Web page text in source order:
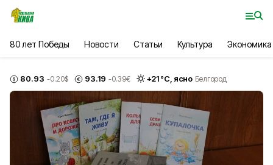
80 лет Победы Новости Статьи Культура Экономика
80.93 -0.20$ 93.19 -0.39€ +21°С, ясно Белгород